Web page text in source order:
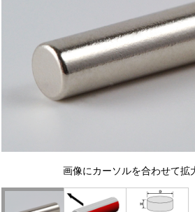
画像にカーソルを合わせて拡